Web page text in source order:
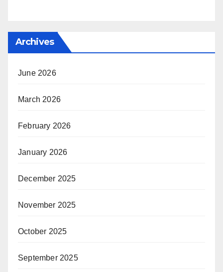
Archives
June 2026
March 2026
February 2026
January 2026
December 2025
November 2025
October 2025
September 2025